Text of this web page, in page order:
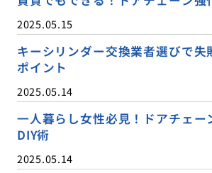
2025.05.15
キーシリンダー交換業者選びで失
ポイント
2025.05.14
一人暮らし女性必見！ドアチェー
DIY術
2025.05.14